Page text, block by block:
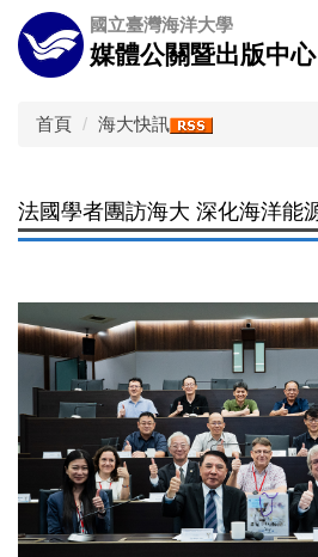
跳
到
主
國立臺灣海洋大學
媒體公關暨出版中心
首頁 海大快訊
法國學者團訪海大 深化海洋能